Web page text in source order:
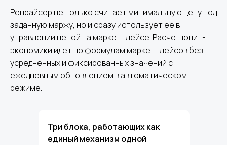
Репрайсер не только считает минимальную цену под
заданную маржу, но и сразу использует ее в
управлении ценой на маркетплейсе. Расчет юнит-
экономики идет по формулам маркетплейсов без
усредненных и фиксированных значений c
ежедневным обновлением в автоматическом
режиме.
Три блока, работающих как
единый механизм одной